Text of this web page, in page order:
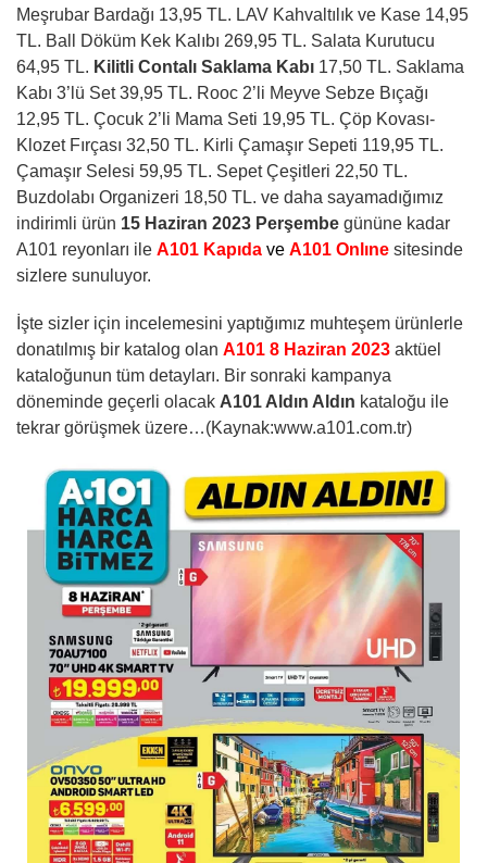
Meşrubar Bardağı 13,95 TL. LAV Kahvaltılık ve Kase 14,95
TL. Ball Döküm Kek Kalıbı 269,95 TL. Salata Kurutucu
64,95 TL. Kilitli Contalı Saklama Kabı 17,50 TL. Saklama
Kabı 3’lü Set 39,95 TL. Rooc 2’li Meyve Sebze Bıçağı
12,95 TL. Çocuk 2’li Mama Seti 19,95 TL. Çöp Kovası-
Klozet Fırçası 32,50 TL. Kirli Çamaşır Sepeti 119,95 TL.
Çamaşır Selesi 59,95 TL. Sepet Çeşitleri 22,50 TL.
Buzdolabı Organizeri 18,50 TL. ve daha sayamadığımız
indirimli ürün 15 Haziran 2023 Perşembe gününe kadar
A101 reyonları ile A101 Kapıda ve A101 Onlıne sitesinde
sizlere sunuluyor.
İşte sizler için incelemesini yaptığımız muhteşem ürünlerle
donatılmış bir katalog olan A101 8 Haziran 2023 aktüel
kataloğunun tüm detayları. Bir sonraki kampanya
döneminde geçerli olacak A101 Aldın Aldın kataloğu ile
tekrar görüşmek üzere…(Kaynak:www.a101.com.tr)